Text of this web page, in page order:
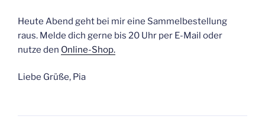
Heute Abend geht bei mir eine Sammelbestellung
raus. Melde dich gerne bis 20 Uhr per E-Mail oder
nutze den Online-Shop.
Liebe Grüße, Pia